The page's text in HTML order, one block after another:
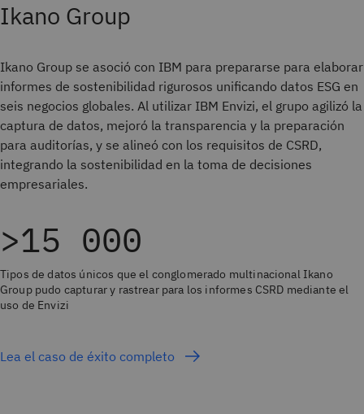
Ikano Group
Ikano Group se asoció con IBM para prepararse para elaborar
informes de sostenibilidad rigurosos unificando datos ESG en
seis negocios globales. Al utilizar IBM Envizi, el grupo agilizó la
captura de datos, mejoró la transparencia y la preparación
para auditorías, y se alineó con los requisitos de CSRD,
integrando la sostenibilidad en la toma de decisiones
empresariales.
>15 000
Tipos de datos únicos que el conglomerado multinacional Ikano
Group pudo capturar y rastrear para los informes CSRD mediante el
uso de Envizi
Lea el caso de éxito completo